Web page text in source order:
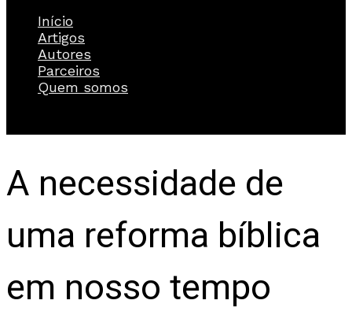
Início
Artigos
Autores
Parceiros
Quem somos
A necessidade de
uma reforma bíblica
em nosso tempo